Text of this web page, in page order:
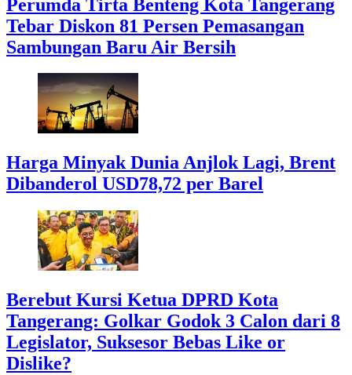
Perumda Tirta Benteng Kota Tangerang
Tebar Diskon 81 Persen Pemasangan
Sambungan Baru Air Bersih
Harga Minyak Dunia Anjlok Lagi, Brent
Dibanderol USD78,72 per Barel
Berebut Kursi Ketua DPRD Kota
Tangerang: Golkar Godok 3 Calon dari 8
Legislator, Suksesor Bebas Like or
Dislike?